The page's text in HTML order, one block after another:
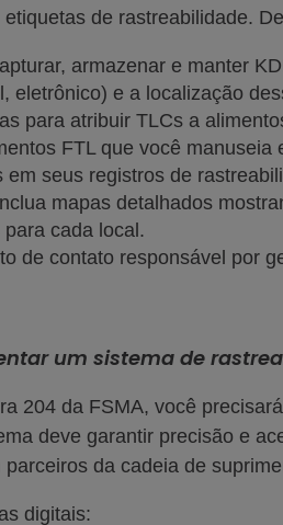
de rastreabilidade.
armazenar e manter
eletrônico) e a localização
para atribuir TLCs a
FTL que você
em seus registros de
mapas detalhados
cada local.
de contato responsável por
um sistema de
204 da FSMA, você
deve garantir precisão e
da cadeia de
digitais: